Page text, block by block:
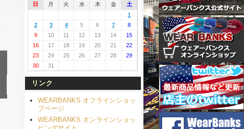
日 月 火 水 木 金
土
1
2
3 4 5 6 7
8
9
10 11 12 13 14
15
16
17 18 19 20 21
22
23
24 25 26 27 28
29
30
31
リンク
WEARBANKS オフラインショッ
プページ
WEARBANKS オンラインショッ